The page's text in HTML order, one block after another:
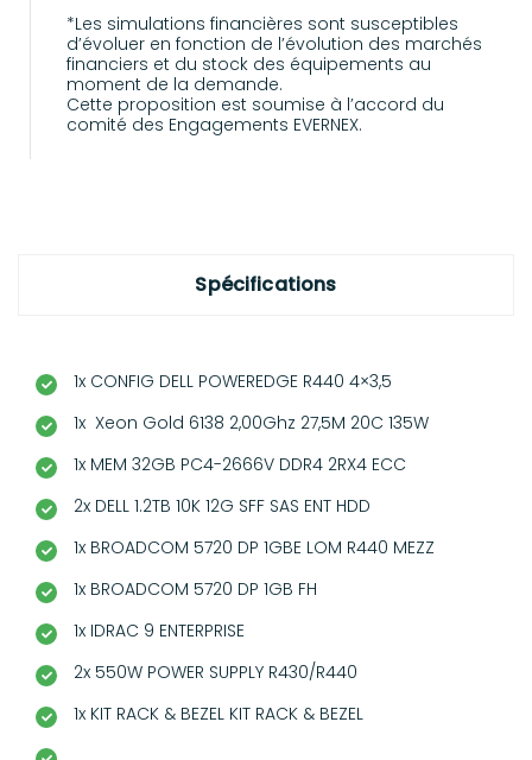
*Les simulations financières sont susceptibles
d’évoluer en fonction de l’évolution des marchés
financiers et du stock des équipements au
moment de la demande.
Cette proposition est soumise à l’accord du
comité des Engagements EVERNEX.
Spécifications
1x CONFIG DELL POWEREDGE R440 4×3,5
1x Xeon Gold 6138 2,00Ghz 27,5M 20C 135W
1x MEM 32GB PC4-2666V DDR4 2RX4 ECC
2x DELL 1.2TB 10K 12G SFF SAS ENT HDD
1x BROADCOM 5720 DP 1GBE LOM R440 MEZZ
1x BROADCOM 5720 DP 1GB FH
1x IDRAC 9 ENTERPRISE
2x 550W POWER SUPPLY R430/R440
1x KIT RACK & BEZEL KIT RACK & BEZEL